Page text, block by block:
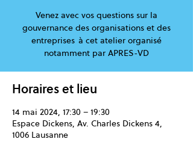
Venez avec vos questions sur la
gouvernance des organisations et des
entreprises à cet atelier organisé
Horaires et lieu
14 mai 2024, 17:30 – 19:30
Espace Dickens, Av. Charles Dickens 4,
1006 Lausanne